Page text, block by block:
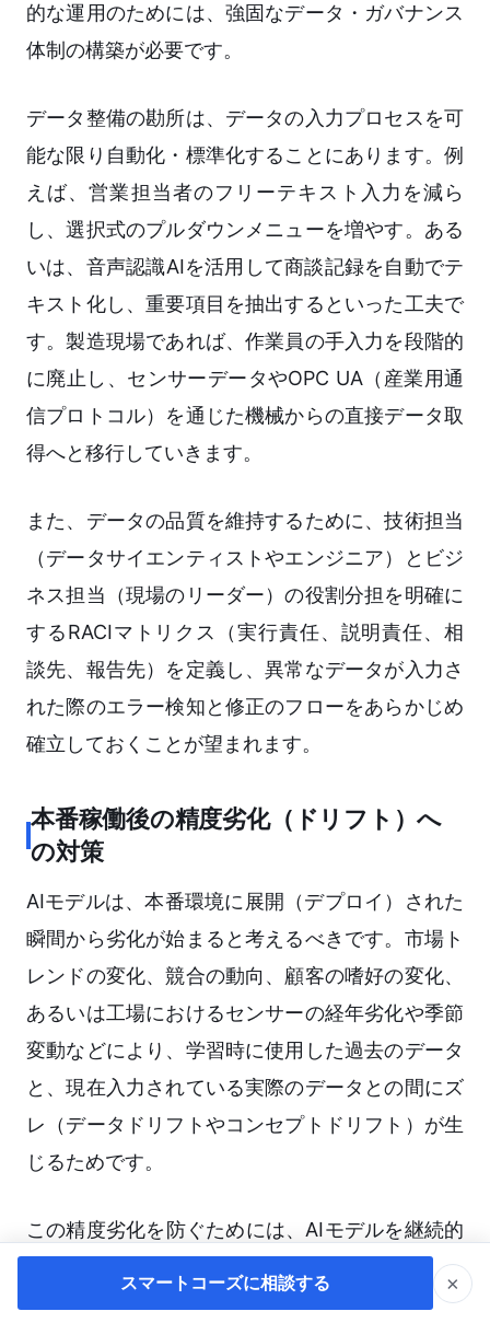
的な運用のためには、強固なデータ・ガバナンス
体制の構築が必要です。
データ整備の勘所は、データの入力プロセスを可
能な限り自動化・標準化することにあります。例
えば、営業担当者のフリーテキスト入力を減ら
し、選択式のプルダウンメニューを増やす。ある
いは、音声認識AIを活用して商談記録を自動でテ
キスト化し、重要項目を抽出するといった工夫で
す。製造現場であれば、作業員の手入力を段階的
に廃止し、センサーデータやOPC UA（産業用通
信プロトコル）を通じた機械からの直接データ取
得へと移行していきます。
また、データの品質を維持するために、技術担当
（データサイエンティストやエンジニア）とビジ
ネス担当（現場のリーダー）の役割分担を明確に
するRACIマトリクス（実行責任、説明責任、相
談先、報告先）を定義し、異常なデータが入力さ
れた際のエラー検知と修正のフローをあらかじめ
確立しておくことが望まれます。
本番稼働後の精度劣化（ドリフト）へ
の対策
AIモデルは、本番環境に展開（デプロイ）された
瞬間から劣化が始まると考えるべきです。市場ト
レンドの変化、競合の動向、顧客の嗜好の変化、
あるいは工場におけるセンサーの経年劣化や季節
変動などにより、学習時に使用した過去のデータ
と、現在入力されている実際のデータとの間にズ
レ（データドリフトやコンセプトドリフト）が生
じるためです。
この精度劣化を防ぐためには、AIモデルを継続的
に監視・再学習させる仕組み（MLOps：
Machine Learning Operations）が求められま
スマートコーズに相談する ×